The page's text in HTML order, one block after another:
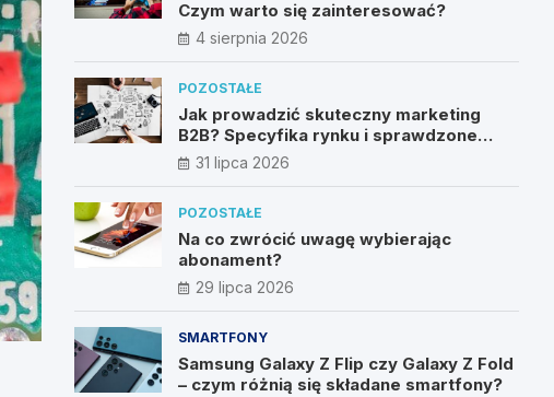
Czym warto się zainteresować?
4 sierpnia 2026
POZOSTAŁE
Jak prowadzić skuteczny marketing
B2B? Specyfika rynku i sprawdzone
metody
31 lipca 2026
POZOSTAŁE
Na co zwrócić uwagę wybierając
abonament?
29 lipca 2026
SMARTFONY
Samsung Galaxy Z Flip czy Galaxy Z Fold
– czym różnią się składane smartfony?